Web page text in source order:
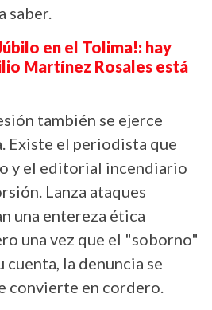
saber.
en el Tolima!: hay
Martínez Rosales está
también se ejerce
Existe el periodista que
y el editorial incendiario
Lanza ataques
una entereza ética
una vez que el "soborno"
cuenta, la denuncia se
convierte en cordero.